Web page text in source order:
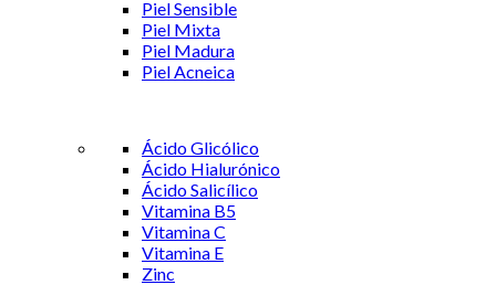
Piel Sensible
Piel Mixta
Piel Madura
Piel Acneica
Ácido Glicólico
Ácido Hialurónico
Ácido Salicílico
Vitamina B5
Vitamina C
Vitamina E
Zinc